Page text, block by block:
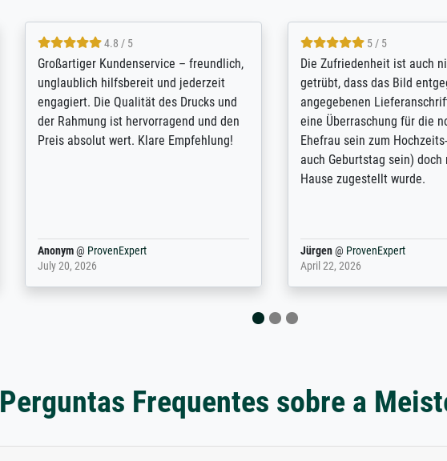
5 / 5
Für ein Erinnerungsbuch mit der
Feldpost meines Großvaters aus dem 1.
Weltkrieg benötigte ich ein
ausdrucksvolles Bild. Das habe ich bei
Ihnen gefunden. Bei der Auswahl der
weiter. Vielen ...
Margot@ProvenExpert
February 20, 2026
4.8 / 5
Hervorragende Qualität.
vieles anpassen lassen, wie
Randentfernung, Farbe,
Kontrast und Weiteres.
Kontaktperson per Mail.
Kunstdruck) wurde sehr gut
sehr starke Papprolle mit
Anonym@ProvenExpert
August 12, 2025
Perguntas Frequentes sobre a